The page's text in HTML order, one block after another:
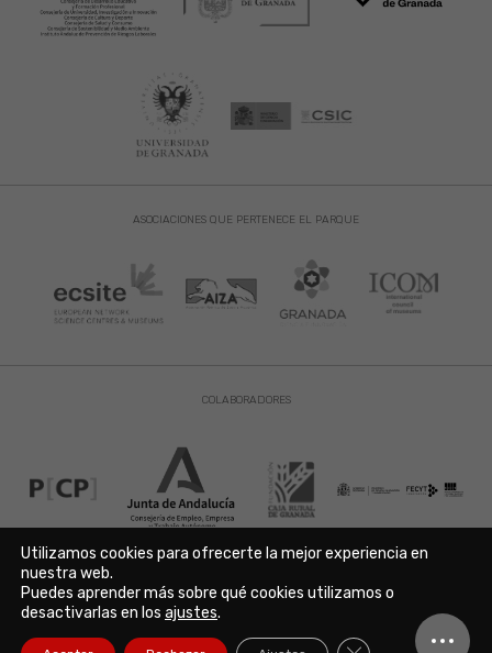
ASOCIACIONES QUE PERTENECE EL PARQUE
COLABORADORES
Aviso Legal | Política de Privacidad | Política de Cookies
Copyright © 2021. Parque de las Ciencias. Avda. de la Ciencia s/n
18006 Granada. España. Telf.: 958 131 900. Todos los derechos
Utilizamos cookies para ofrecerte la mejor experiencia en
nuestra web.
Puedes aprender más sobre qué cookies utilizamos o
desactivarlas en los ajustes.